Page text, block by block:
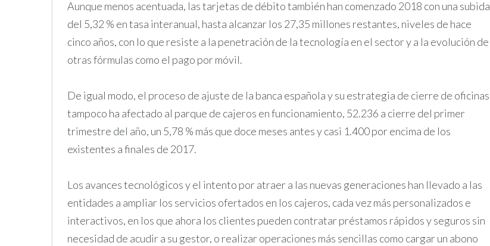
Aunque menos acentuada, las tarjetas de débito también han comenzado 2018 con una subida
del 5,32 % en tasa interanual, hasta alcanzar los 27,35 millones restantes, niveles de hace
cinco años, con lo que resiste a la penetración de la tecnología en el sector y a la evolución de
otras fórmulas como el pago por móvil.
De igual modo, el proceso de ajuste de la banca española y su estrategia de cierre de oficinas
tampoco ha afectado al parque de cajeros en funcionamiento, 52.236 a cierre del primer
trimestre del año, un 5,78 % más que doce meses antes y casi 1.400 por encima de los
existentes a finales de 2017.
Los avances tecnológicos y el intento por atraer a las nuevas generaciones han llevado a las
entidades a ampliar los servicios ofertados en los cajeros, cada vez más personalizados e
interactivos, en los que ahora los clientes pueden contratar préstamos rápidos y seguros sin
necesidad de acudir a su gestor, o realizar operaciones más sencillas como cargar un abono